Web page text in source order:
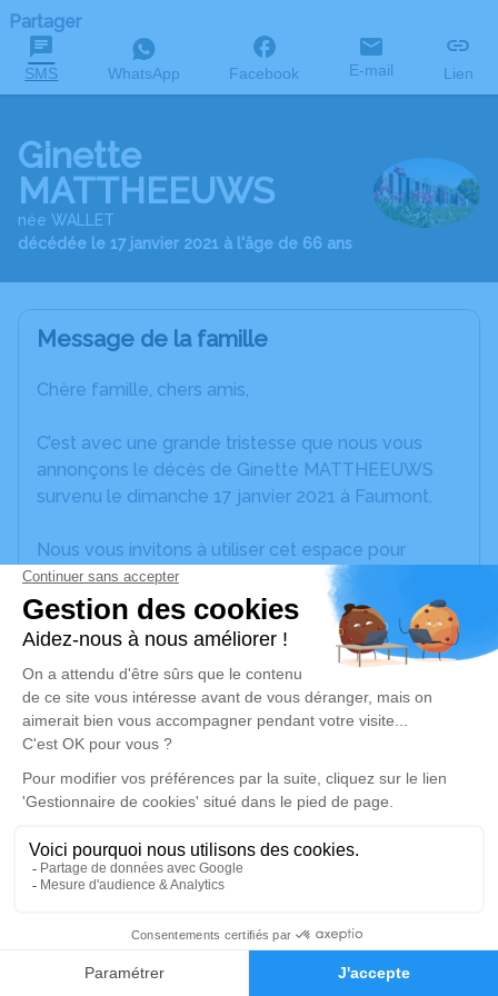
Faire-part Hommages
Partager
SMS WhatsApp Facebook E-mail Lien
Ginette
MATTHEEUWS
née WALLET
décédée le 17 janvier 2021 à l'âge de 66 ans
Message de la famille
Chère famille, chers amis,
C’est avec une grande tristesse que nous vous
annonçons le décès de Ginette MATTHEEUWS
survenu le dimanche 17 janvier 2021 à Faumont.
Nous vous invitons à utiliser cet espace pour
laisser vos condoléances, partager des photos
souvenirs, une anecdote ou exprimer vos pensées
à travers des poèmes ou des textes. Cet endroit
est un lieu d'expression dédié à honorer la
mémoire de Ginette MATTHEEUWS.
Un service de plantation d’arbre hommage est
disponible ici.
Je rends hommage
Cérémonie religieuse
Église de Faumont
59310 Faumont